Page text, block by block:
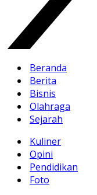
Beranda
Berita
Bisnis
Olahraga
Sejarah
Kuliner
Opini
Pendidikan
Foto